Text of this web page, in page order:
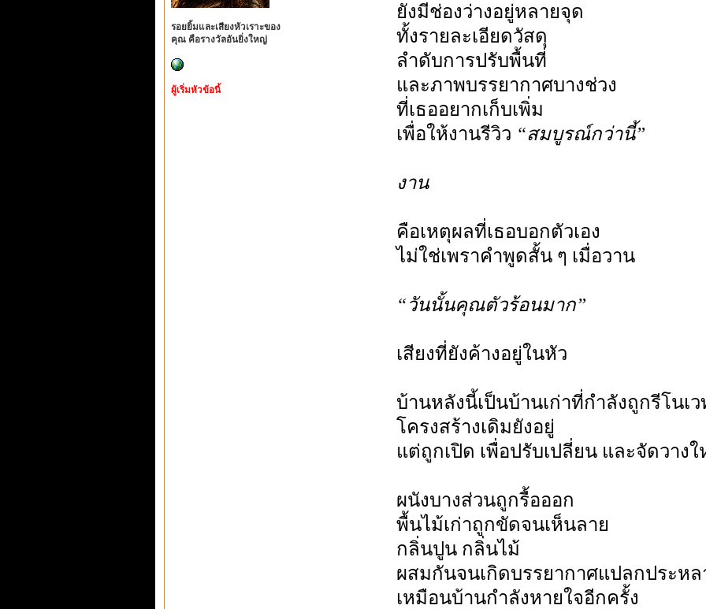
รอยยิ้มและเสียงหัวเราะของ
คุณ คือรางวัลอันยิ่งใหญ่
ผู้เริ่มหัวข้อนี้
ยังมีช่องว่างอยู่หลายจุด
ทั้งรายละเอียดวัสดุ
ลำดับการปรับพื้นที่
และภาพบรรยากาศบางช่วง
ที่เธออยากเก็บเพิ่ม
เพื่อให้งานรีวิว “สมบูรณ์กว่านี้”
งาน
คือเหตุผลที่เธอบอกตัวเอง
ไม่ใช่เพราคำพูดสั้น ๆ เมื่อวาน
“วันนั้นคุณตัวร้อนมาก”
เสียงที่ยังค้างอยู่ในหัว
บ้านหลังนี้เป็นบ้านเก่าที่กำลังถูกรีโนเว
โครงสร้างเดิมยังอยู่
แต่ถูกเปิด เพื่อปรับเปลี่ยน และจัดวาง
ผนังบางส่วนถูกรื้อออก
พื้นไม้เก่าถูกขัดจนเห็นลาย
กลิ่นปูน กลิ่นไม้
ผสมกันจนเกิดบรรยากาศแปลกประห
เหมือนบ้านกำลังหายใจอีกครั้ง